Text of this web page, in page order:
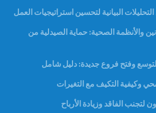
البيانية لتحسين استراتيجيات العمل
والأنظمة الصحية: حماية الصيدلية من
وفتح فروع جديدة: دليل شامل
وكيفية التكيف مع التغيرات
لتجنب الفاقد وزيادة الأرباح